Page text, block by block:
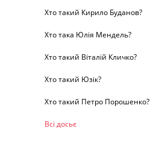
Хто такий Кирило Буданов?
Хто така Юлія Мендель?
Хто такий Віталій Кличко?
Хто такий Юзік?
Хто такий Петро Порошенко?
Всі досьє